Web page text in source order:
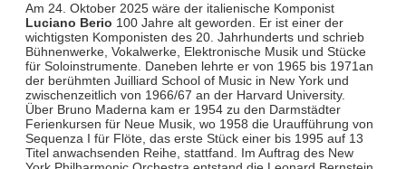
Am 24. Oktober 2025 wäre der italienische Komponist
Luciano Berio 100 Jahre alt geworden. Er ist einer der
wichtigsten Komponisten des 20. Jahrhunderts und schrieb
Bühnenwerke, Vokalwerke, Elektronische Musik und Stücke
für Soloinstrumente. Daneben lehrte er von 1965 bis 1971an
der berühmten Juilliard School of Music in New York und
zwischenzeitlich von 1966/67 an der Harvard University.
Über Bruno Maderna kam er 1954 zu den Darmstädter
Ferienkursen für Neue Musik, wo 1958 die Uraufführung von
Sequenza I für Flöte, das erste Stück einer bis 1995 auf 13
Titel anwachsenden Reihe, stattfand. Im Auftrag des New